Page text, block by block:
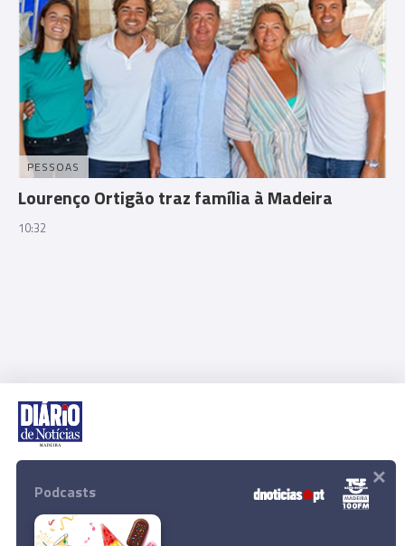
PESSOAS
Lourenço Ortigão traz família à Madeira
10:32
Rua Dr. Fernão de Ornelas, 56 - 3º
291 202 300
Download App
Podcasts ×